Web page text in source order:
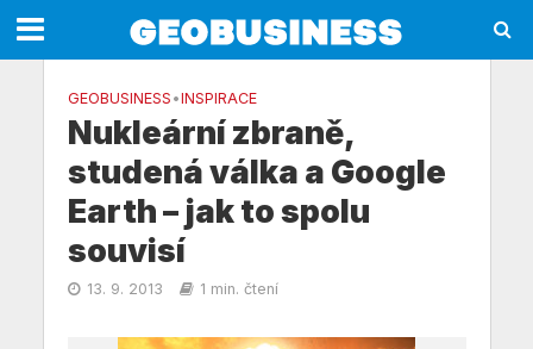
GEOBUSINESS •INSPIRACE
Nukleární zbraně,
studená válka a Google
Earth – jak to spolu
souvisí
13. 9. 2013 1 min. čtení